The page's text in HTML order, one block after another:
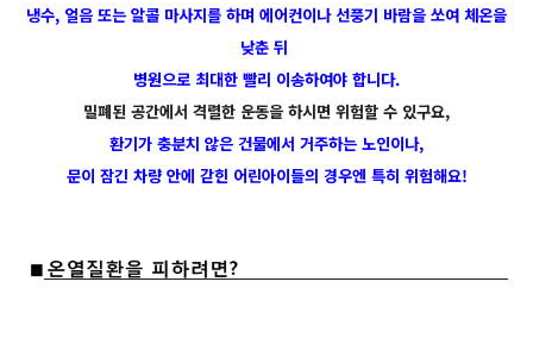
냉수, 얼음 또는 알콜 마사지를 하며 에어컨이나 선풍기 바람을 쏘여 체온을
낮춘 뒤
병원으로 최대한 빨리 이송하여야 합니다.
밀폐된 공간에서 격렬한 운동을 하시면 위험할 수 있구요,
환기가 충분치 않은 건물에서 거주하는 노인이나,
문이 잠긴 차량 안에 갇힌 어린아이들의 경우엔 특히 위험해요!